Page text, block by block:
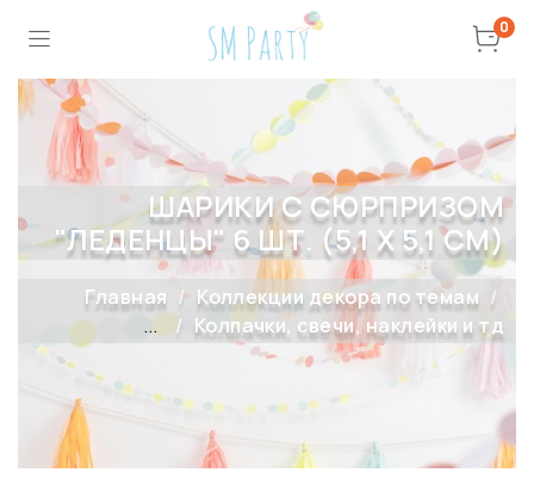
0
ШАРИКИ С СЮРПРИЗОМ
"ЛЕДЕНЦЫ" 6 ШТ. (5,1 Х 5,1 СМ)
Главная
Коллекции декора по темам
...
Колпачки, свечи, наклейки и тд